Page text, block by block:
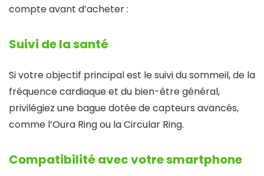
compte avant d’acheter :
Suivi de la santé
Si votre objectif principal est le suivi du sommeil, de la
fréquence cardiaque et du bien-être général,
privilégiez une bague dotée de capteurs avancés,
comme l’Oura Ring ou la Circular Ring.
Compatibilité avec votre smartphone